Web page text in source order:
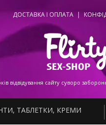
ДОСТАВКА І ОПЛАТА |
відвідування сайту суворо
ТАБЛЕТКИ, КРЕМИ